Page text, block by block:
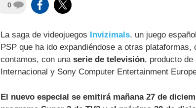
0
La saga de videojuegos Invizimals, un juego
PSP que ha ido expandiéndose a otras plataformas,
contamos, con una serie de televisión, producto
Internacional y Sony Computer Entertainment
El nuevo especial se emitirá mañana 27 de